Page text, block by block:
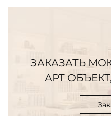
ЗАКАЗАТЬ
АРТ